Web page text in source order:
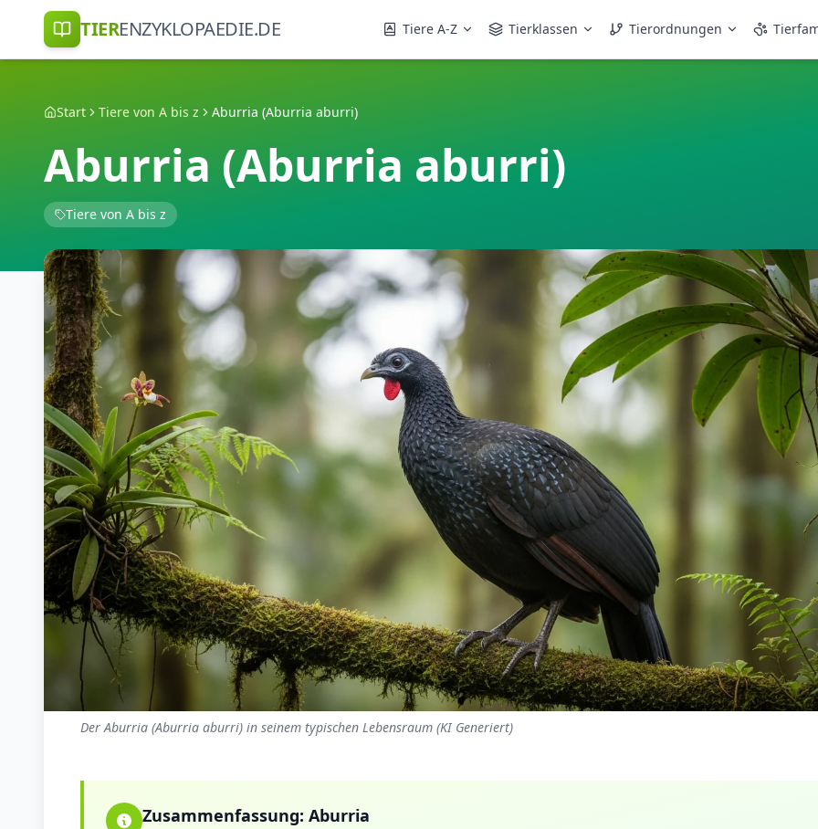
TIERENZYKLOPAEDIE.DE Tiere A-Z Tierklassen Tierordnungen
Start Tiere von A bis z Aburria (Aburria aburri)
Aburria (Aburria aburri)
Tiere von A bis z
Der Aburria (Aburria aburri) in seinem typischen Lebensraum (KI Generiert)
Zusammenfassung: Aburria